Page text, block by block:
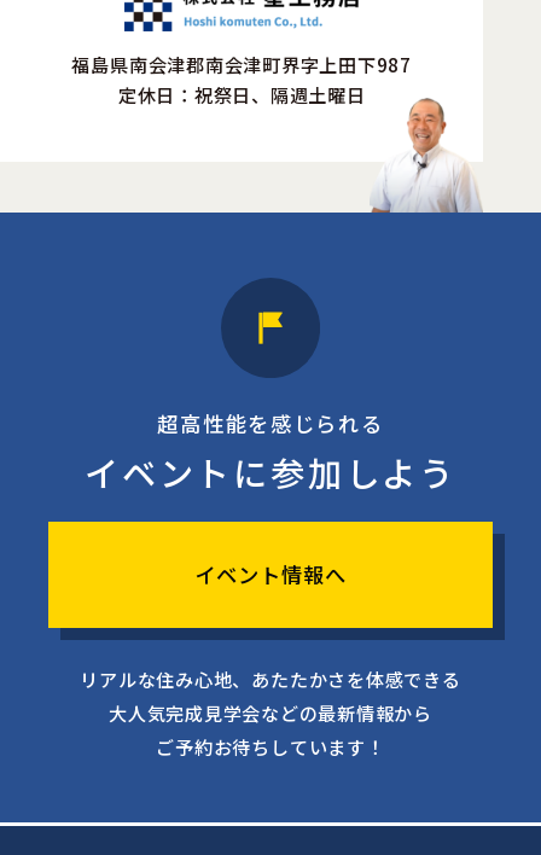
福島県南会津郡南会津町界字上田下987
定休日：祝祭日、隔週土曜日
超高性能を感じられる
イベントに参加しよう
イベント情報へ
リアルな住み心地、あたたかさを体感できる
大人気完成見学会などの最新情報から
ご予約お待ちしています！